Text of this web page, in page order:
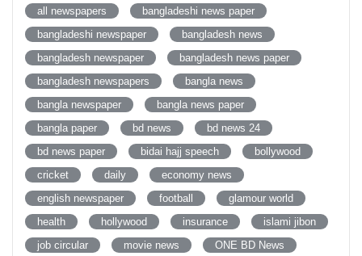
all newspapers
bangladeshi news paper
bangladeshi newspaper
bangladesh news
bangladesh newspaper
bangladesh news paper
bangladesh newspapers
bangla news
bangla newspaper
bangla news paper
bangla paper
bd news
bd news 24
bd news paper
bidai hajj speech
bollywood
cricket
daily
economy news
english newspaper
football
glamour world
health
hollywood insurance
islami jibon
job circular
movie news
ONE BD News